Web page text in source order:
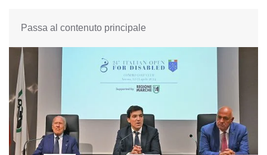
Passa al contenuto principale